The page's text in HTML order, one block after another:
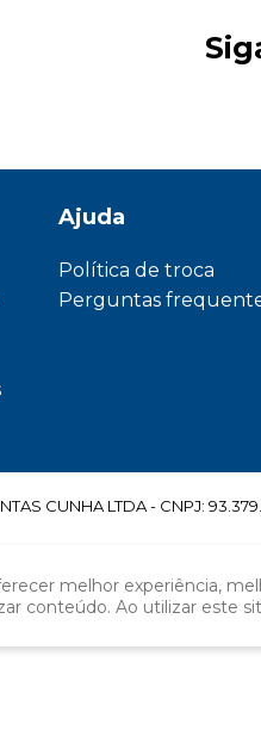
melhor experiência,
conteúdo. Ao utilizar este
Ajuda
Política de troca
Perguntas
CUNHA LTDA - CNPJ: